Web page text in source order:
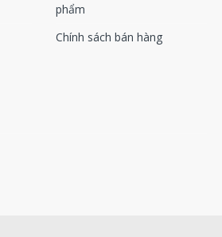
phẩm
Chính sách bán hàng